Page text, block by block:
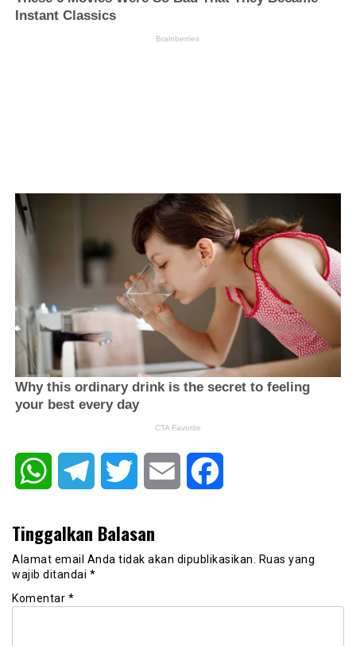
WhatsAppTelegram Twitter Email
Tinggalkan Balasan
Alamat email Anda tidak akan dipublikasikan.
Ruas yang
wajib ditandai *
Komentar *